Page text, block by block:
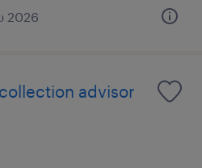
2026
advisor